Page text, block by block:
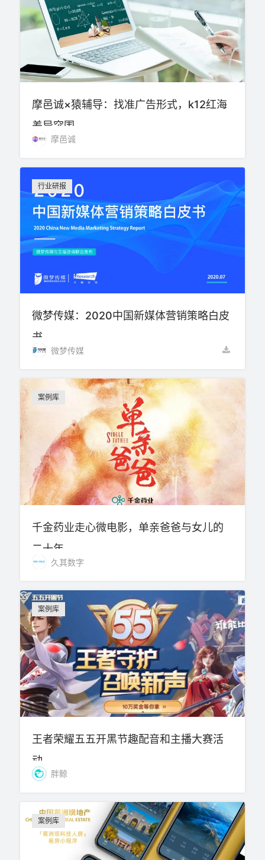
摩邑诚×猿辅导：找准广告形式，k12红海
差异突围
摩邑诚
行业研报
微梦传媒：2020中国新媒体营销策略白皮
书
微梦传媒
案例库
千金药业走心微电影，单亲爸爸与女儿的
二十年
久其数字
案例库
王者荣耀五五开黑节趣配音和主播大赛活
动
胖鲸
案例库